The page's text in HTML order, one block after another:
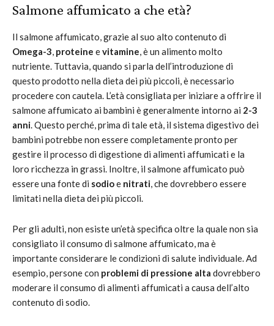
Salmone affumicato a che età?
Il salmone affumicato, grazie al suo alto contenuto di
Omega-3, proteine evitamine, è un alimento molto
nutriente. Tuttavia, quando si parla dell’introduzione di
questo prodotto nella dieta dei più piccoli, è necessario
procedere con cautela. L’età consigliata per iniziare a offrire il
salmone affumicato ai bambini è generalmente intorno ai 2-3
anni. Questo perché, prima di tale età, il sistema digestivo dei
bambini potrebbe non essere completamente pronto per
gestire il processo di digestione di alimenti affumicati e la
loro ricchezza in grassi. Inoltre, il salmone affumicato può
essere una fonte di sodioe nitrati, che dovrebbero essere
limitati nella dieta dei più piccoli.
Per gli adulti, non esiste un’età specifica oltre la quale non sia
consigliato il consumo di salmone affumicato, ma è
importante considerare le condizioni di salute individuale. Ad
esempio, persone con problemi di pressione alta dovrebbero
moderare il consumo di alimenti affumicati a causa dell’alto
contenuto di sodio.